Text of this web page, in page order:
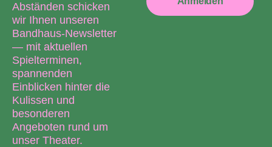
Abständen schicken
wir Ihnen unseren
Bandhaus-Newsletter
— mit aktuellen
Spielterminen,
spannenden
Einblicken hinter die
Kulissen und
besonderen
Angeboten rund um
unser Theater.